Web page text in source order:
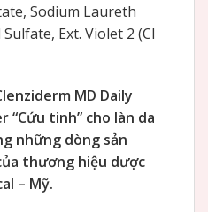
Sodium Laureth
Ext. Violet 2 (CI
MD Daily
“Cứu tinh” cho làn da
những dòng sản
thương hiệu dược
– Mỹ.